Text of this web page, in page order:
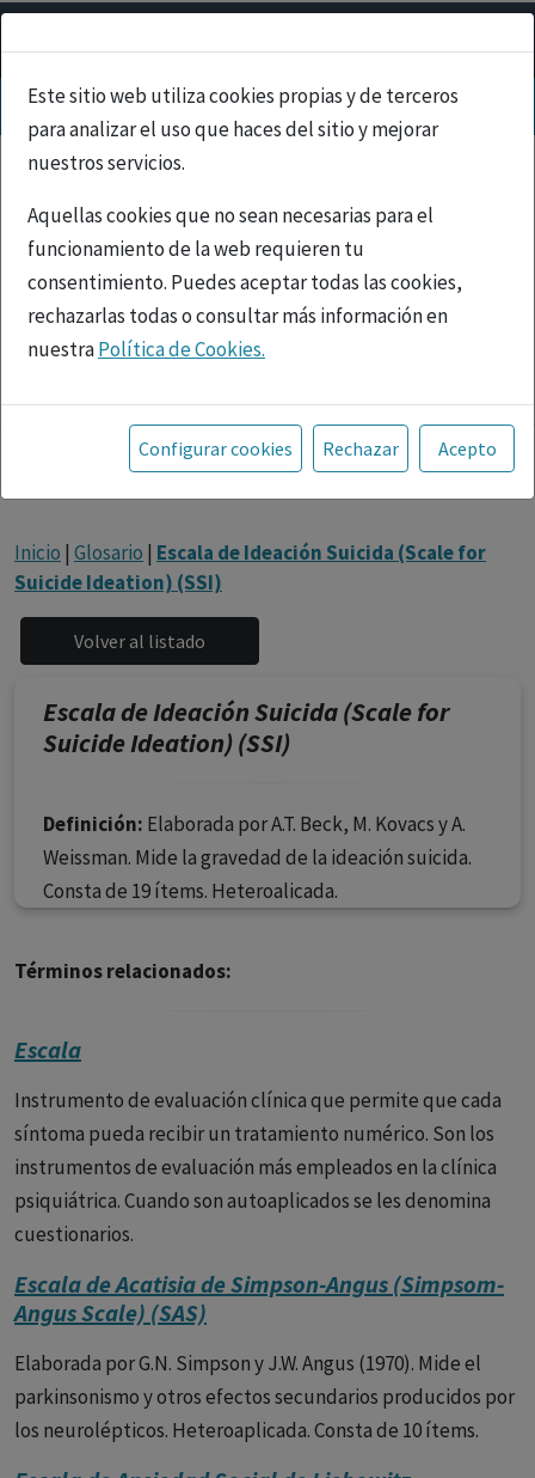
Este sitio web utiliza cookies propias y de terceros
para analizar el uso que haces del sitio y mejorar
nuestros servicios.
Aquellas cookies que no sean necesarias para el
funcionamiento de la web requieren tu
consentimiento. Puedes aceptar todas las cookies,
rechazarlas todas o consultar más información en
nuestraPolítica de Cookies.
Toda la información incluida en la Página Web está
referida a productos del mercado español y, por
tanto, dirigida a profesionales sanitarios legalmente
facultados para prescribir o dispensar medicamentos
con ejercicio profesional. La información técnica de los
fármacos se facilita a título meramente informativo,
facultados prescribir medicamentos y decidir, en cada
caso concreto, el tratamiento más adecuado a las
necesidades del paciente.
Configurar cookies Rechazar Acepto
Inicio | Glosario | Escala de Ideación Suicida (Scale for
Suicide Ideation) (SSI)
Escala de Ideación Suicida (Scale for
Suicide Ideation) (SSI)
Definición: Elaborada por A.T. Beck, M. Kovacs y A.
Weissman. Mide la gravedad de la ideación suicida.
Consta de 19 ítems. Heteroalicada.
Términos relacionados:
Escala
Instrumento de evaluación clínica que permite que cada
síntoma pueda recibir un tratamiento numérico. Son los
instrumentos de evaluación más empleados en la clínica
psiquiátrica. Cuando son autoaplicados se les denomina
cuestionarios.
Escala de Acatisia de Simpson-Angus (Simpsom-
Angus Scale) (SAS)
Elaborada por G.N. Simpson y J.W. Angus (1970). Mide el
parkinsonismo y otros efectos secundarios producidos por
los neurolépticos. Heteroaplicada. Consta de 10 ítems.